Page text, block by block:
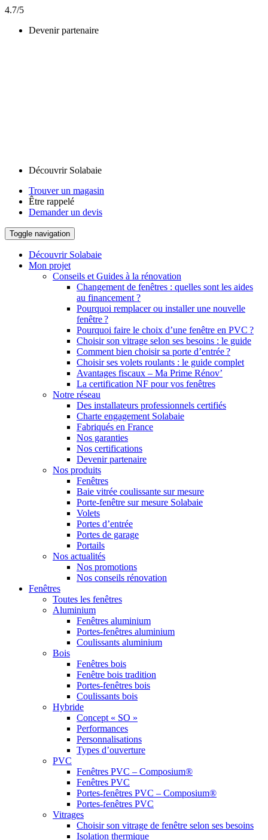
4.7/5
Devenir partenaire
Découvrir Solabaie
Trouver un magasin
Être rappelé
Demander un devis
Toggle navigation
Découvrir Solabaie
Mon projet
Conseils et Guides à la rénovation
Changement de fenêtres : quelles sont les aides
au financement ?
Pourquoi remplacer ou installer une nouvelle
fenêtre ?
Pourquoi faire le choix d’une fenêtre en PVC ?
Choisir son vitrage selon ses besoins : le guide
Comment bien choisir sa porte d’entrée ?
Choisir ses volets roulants : le guide complet
Avantages fiscaux – Ma Prime Rénov’
La certification NF pour vos fenêtres
Notre réseau
Des installateurs professionnels certifiés
Charte engagement Solabaie
Fabriqués en France
Nos garanties
Nos certifications
Devenir partenaire
Nos produits
Fenêtres
Baie vitrée coulissante sur mesure
Porte-fenêtre sur mesure Solabaie
Volets
Portes d’entrée
Portes de garage
Portails
Nos actualités
Nos promotions
Nos conseils rénovation
Fenêtres
Toutes les fenêtres
Aluminium
Fenêtres aluminium
Portes-fenêtres aluminium
Coulissants aluminium
Bois
Fenêtres bois
Fenêtre bois tradition
Portes-fenêtres bois
Coulissants bois
Hybride
Concept « SO »
Performances
Personnalisations
Types d’ouverture
PVC
Fenêtres PVC – Composium®
Fenêtres PVC
Portes-fenêtres PVC – Composium®
Portes-fenêtres PVC
Vitrages
Choisir son vitrage de fenêtre selon ses besoins
Isolation thermique